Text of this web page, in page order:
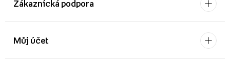
Zákaznícká podpora
Můj účet